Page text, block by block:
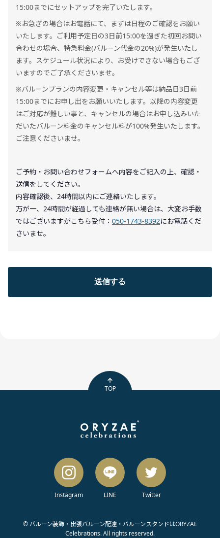
15:00までにセットアップを完了いたします。
※お急ぎの場合はお電話にて、まずは日程のご確認をお願い
いたします。ご利用予定日の3日前15:00を過ぎた初回お問い
合わせの場合、特急料金(バルーン代金の20%)が発生いたし
ます。スケジュール状況により、お受けできない場合もござ
いますのでご了承くださいませ。
※バルーンプランの内容変更・キャンセル等は納品日3日前
15:00までにお申し出をお願いいたします。以降の内容変更
はご対応が難しい事と、キャンセルの場合はお申し込みいた
だいたバルーン料金のキャンセル料が100%発生いたします。
ご注意くださいませ。
ご予約・お問い合わせフォームへ内容をご記入の上、確認・
送信をしてください。
内容確認後、24時間以内にご連絡いたします。
万が一、24時間が経過しても連絡が無い場合は、大変お手数
ではございますがこちら受付： 050-1743-8392にお電話くだ
さいませ。
TOP
Instagram LINE Twitter
© バルーン装飾・出張バルーン配達・バルーンスタンドはORYZAE
Celebrations. All rights reserved.